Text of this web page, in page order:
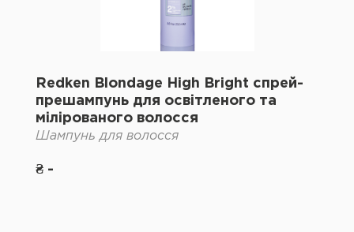
Redken Blondage High Bright спрей-
прешампунь для освітленого та
мілірованого волосся
Шампунь для волосся
₴ -